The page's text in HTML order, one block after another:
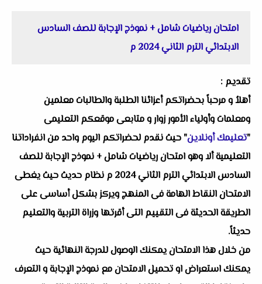
امتحان رياضيات شامل + نموذج الإجابة للصف السادس
الابتدائي الترم الثاني 2024 م
تقديم :
أهلاُ و مرحباً بحضراتكم أعزائنا الطلبة والطالبات معلمين
ومعلمات وأولياء الأمور زوار و متابعى موقعكم التعليمى
"تعليمك أونلاين" حيث نقدم لحضراتكم اليوم واحد من انفراداتنا
التعليمية ألا وهو امتحان رياضيات شامل + نموذج الإجابة للصف
السادس الابتدائي الترم الثاني 2024 م نظام حديث حيث يغطى
الامتحان النقاط الهامة فى المنهج ويركز بشكل أساسى على
الطريقة الحديثة فى التقييم التى أقرتها وزراة التربية والتعليم
حديثاً.
من خلال هذا الامتحان يمكنك الوصول للدرجة النهائية حيث
يمكنك استعراض او تحميل الامتحان مع نموذج الإجابة و التعرف